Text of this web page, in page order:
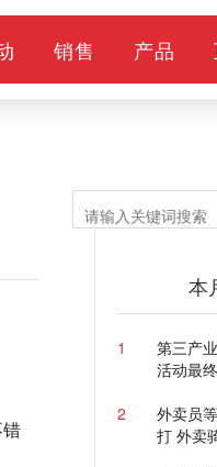
销售 产品
本
1
第三产
活动最
2
外卖员
打 外卖